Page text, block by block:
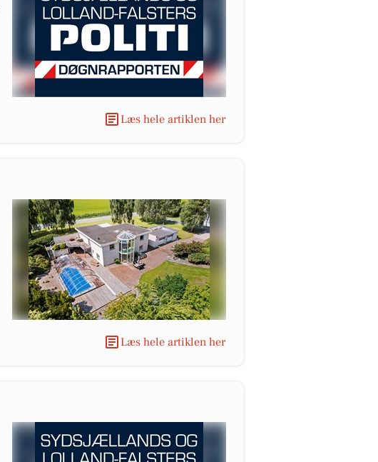
Læs hele artiklen her
Læs hele artiklen her